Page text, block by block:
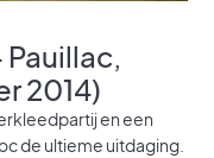
2014)
en een
de ultieme uitdaging.